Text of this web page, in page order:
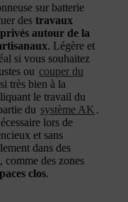
sur batterie
des travaux
autour de la
. Légère et
si vous souhaitez
ou couper du
très bien à la
le travail du
du système AK .
lors de
et sans
dans des
, comme des zones
clos.